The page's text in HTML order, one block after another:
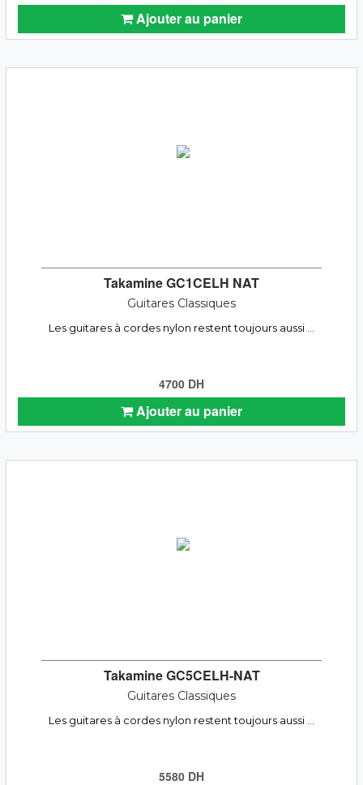
Ajouter au panier
Takamine GC1CELH NAT
Guitares Classiques
Les guitares à cordes nylon restent toujours aussi ...
4700 DH
Ajouter au panier
Takamine GC5CELH-NAT
Guitares Classiques
Les guitares à cordes nylon restent toujours aussi ...
5580 DH